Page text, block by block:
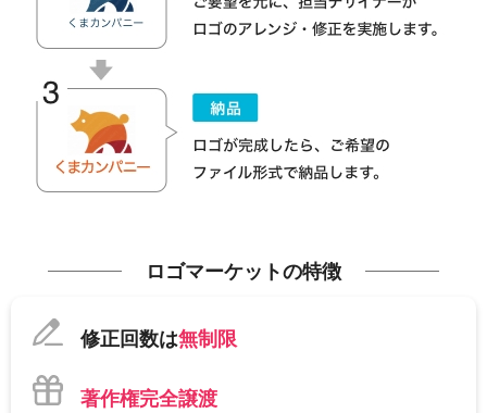
ロゴマーケットの特徴
修正回数は無制限
著作権完全譲渡